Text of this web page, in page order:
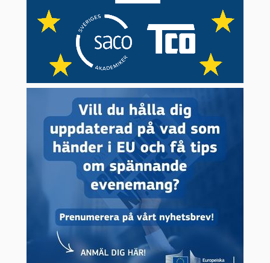
frågorna som rör den gemensamma
jordbrukspolitiken och förbereder
jordbruksministrarnas möten.
Ministerrådets ordförandeskap
roterar
var sjätte månad och ordförande är den
minister vars land för tillfället är
ordförandeland. Ordförandelandet leder
rådets arbete och representerar rådet
gentemot EU:s andra institutioner,
exempelvis i förhandlingar med
parlamentet.Sverige var
ordförandeland2001, 2009 och 2023. Se
aktuellt ordförandeland i box till vänster.
EU-länderna och Sverige eniga om det
mesta